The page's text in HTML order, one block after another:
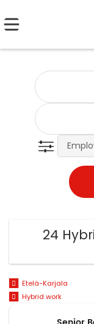
24
Etelä-Karjala
Hybrid work